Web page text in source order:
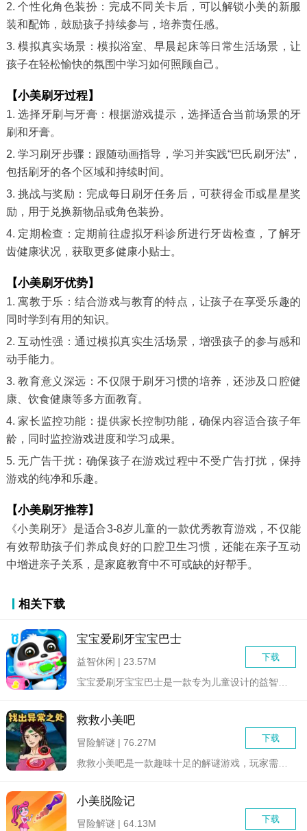
2. 个性化角色装扮：完成不同关卡后，可以解锁小美的新服
装和配饰，鼓励孩子持续参与，培养责任感。
3. 模拟真实场景：模拟浴室、早晨起床等日常生活场景，让
孩子在轻松愉快的氛围中学习如何照顾自己。
【小美刷牙过程】
1. 选择牙刷与牙膏：根据游戏提示，选择适合当前场景的牙
刷和牙膏。
2. 学习刷牙步骤：跟随动画指导，学习并实践“巴氏刷牙法”，
包括刷牙的各个区域和持续时间。
3. 挑战与奖励：完成每日刷牙任务后，可获得金币或星星奖
励，用于兑换新物品或角色装扮。
4. 定期检查：定期前往虚拟牙科诊所进行牙齿检查，了解牙
齿健康状况，获取更多健康小贴士。
【小美刷牙优势】
1. 寓教于乐：结合游戏与教育的特点，让孩子在享受乐趣的
同时学到有用的知识。
2. 互动性强：通过模拟真实生活场景，增强孩子的参与感和
动手能力。
3. 教育意义深远：不仅限于刷牙习惯的培养，还涉及口腔健
康、饮食健康等多方面教育。
4. 家长监控功能：提供家长控制功能，确保内容适合孩子年
龄，同时监控游戏进度和学习成果。
5. 无广告干扰：确保孩子在游戏过程中不受广告打扰，保持
游戏的纯净和乐趣。
【小美刷牙推荐】
《小美刷牙》是适合3-8岁儿童的一款优秀教育游戏，不仅能
有效帮助孩子们养成良好的口腔卫生习惯，还能在亲子互动
中增进亲子关系，是家庭教育中不可或缺的好帮手。
相关下载
宝宝爱刷牙宝宝巴士
下载
益智休闲 | 23.57M
救救小美吧
下载
冒险解谜 | 76.27M
小美脱险记
下载
冒险解谜 | 64.13M